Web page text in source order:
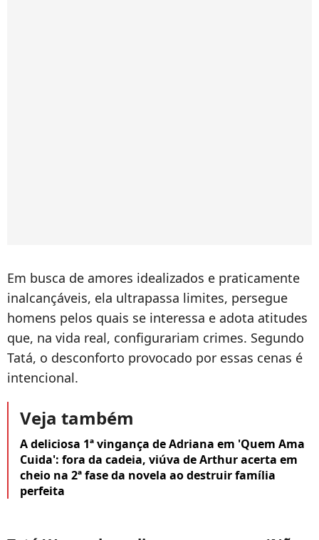
Em busca de amores idealizados e praticamente
inalcançáveis, ela ultrapassa limites, persegue
homens pelos quais se interessa e adota atitudes
que, na vida real, configurariam crimes. Segundo
Tatá, o desconforto provocado por essas cenas é
intencional.
Veja também
A deliciosa 1ª vingança de Adriana em 'Quem Ama
Cuida': fora da cadeia, viúva de Arthur acerta em
cheio na 2ª fase da novela ao destruir família
perfeita